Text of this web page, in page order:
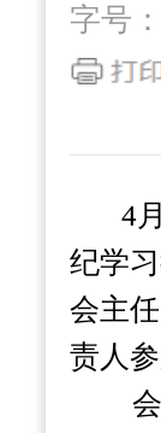
字号：
4
纪学
会主
责人参
会上